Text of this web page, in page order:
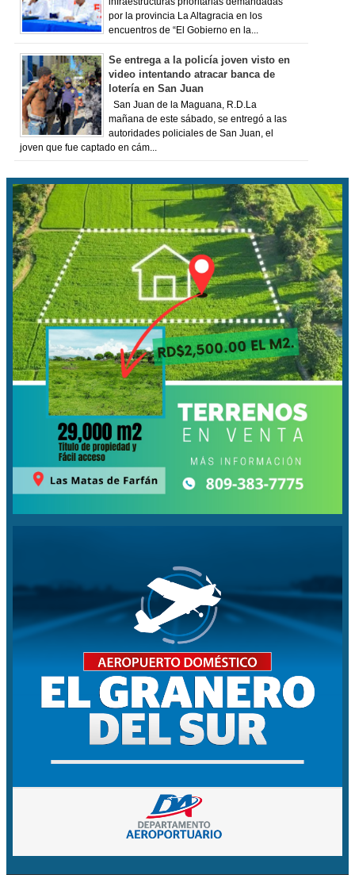
infraestructuras prioritarias demandadas
por la provincia La Altagracia en los
encuentros de “El Gobierno en la...
Se entrega a la policía joven visto en
video intentando atracar banca de
lotería en San Juan
San Juan de la Maguana, R.D.La
mañana de este sábado, se entregó a las
autoridades policiales de San Juan, el
joven que fue captado en cám...